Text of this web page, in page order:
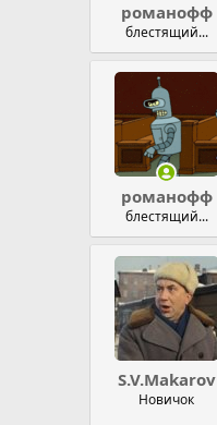
романофф
блестящий...
романофф
блестящий...
S.V.Makarov
Новичок